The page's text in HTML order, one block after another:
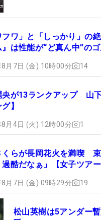
フワ」と「しっかり」の
』は性能が“ど真ん中”の
月7日 (金) 10時00分 14
央が13ランクアップ 山
】
月4日 (火) 12時00分 1
くらが長岡花火を満喫
酷だなぁ」【女子ツアー
月7日 (金) 09時29分 19
松山英樹は5アンダー